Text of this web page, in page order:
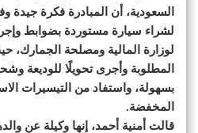
السعودية، أن المبادرة فكرة جيدة
لشراء سيارة مستوردة بضوابط
لوزارة المالية ومصلحة الجمارك،
المطلوبة وأجرى تحويلًا للوديعة
بسهولة، واستفاد من التيسيرات
المخفضة.
قالت أمنية أحمد، إنها وكيلة عن